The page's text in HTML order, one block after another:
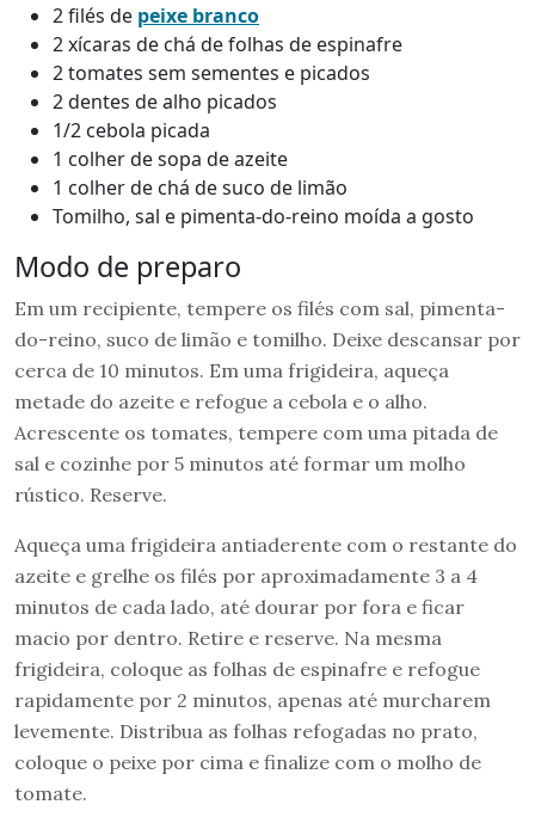
2 filés de peixe branco
2 xícaras de chá de folhas de espinafre
2 tomates sem sementes e picados
2 dentes de alho picados
1/2 cebola picada
1 colher de sopa de azeite
1 colher de chá de suco de limão
Tomilho, sal e pimenta-do-reino moída a gosto
Modo de preparo
Em um recipiente, tempere os filés com sal, pimenta-
do-reino, suco de limão e tomilho. Deixe descansar por
cerca de 10 minutos. Em uma frigideira, aqueça
metade do azeite e refogue a cebola e o alho.
Acrescente os tomates, tempere com uma pitada de
sal e cozinhe por 5 minutos até formar um molho
rústico. Reserve.
Aqueça uma frigideira antiaderente com o restante do
azeite e grelhe os filés por aproximadamente 3 a 4
minutos de cada lado, até dourar por fora e ficar
macio por dentro. Retire e reserve. Na mesma
frigideira, coloque as folhas de espinafre e refogue
rapidamente por 2 minutos, apenas até murcharem
levemente. Distribua as folhas refogadas no prato,
coloque o peixe por cima e finalize com o molho de
tomate.